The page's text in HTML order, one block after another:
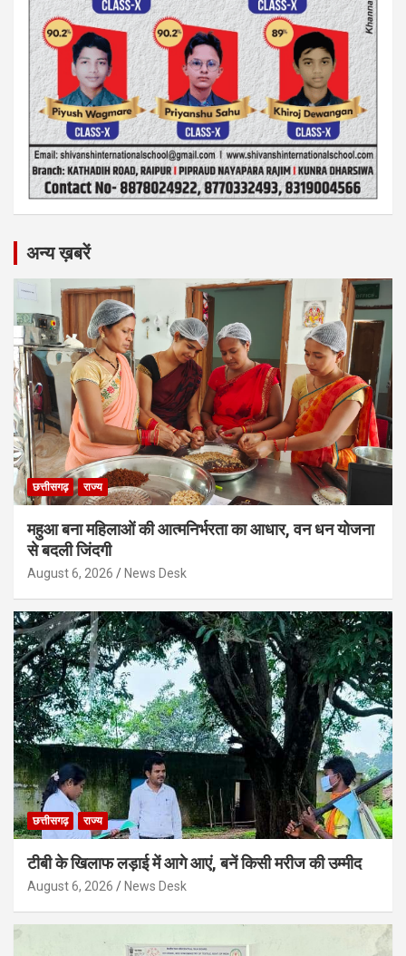
अन्य ख़बरें
छत्तीसगढ़ राज्य
महुआ बना महिलाओं की आत्मनिर्भरता का आधार, वन धन योजना
से बदली जिंदगी
August 6, 2026 News Desk
छत्तीसगढ़ राज्य
टीबी के खिलाफ लड़ाई में आगे आएं, बनें किसी मरीज की उम्मीद
August 6, 2026 News Desk